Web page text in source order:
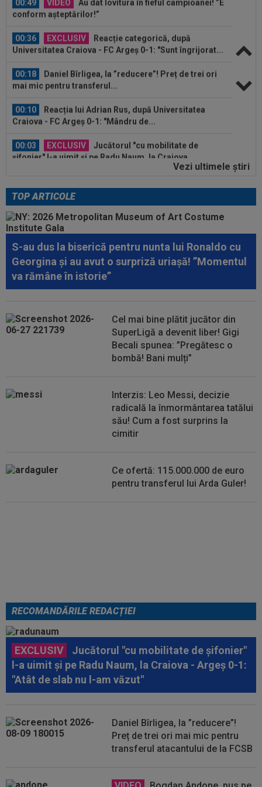
conform așteptărilor!”
Universitatea Craiova - FC Argeș 0-1: "Sunt îngrijorat...
mai mic pentru transferul...
Craiova - FC Argeș 0-1: "Mândru de...
șifonier" l-a uimit și pe Radu Naum, la Craiova...
Bogdan Andone, pus pe glume după
00:52
Filipe Coelho a surprins pe toată lumea, după
ce Universitatea Craiova a...
00:51 VIDEO
Au apărut imaginile: Darius Olaru, gol
de autor în Belgia! Comentatorii: "Nu se...
00:49 VIDEO
Au dat lovitura în fieful campioanei! ”E
conform așteptărilor!”
Universitatea Craiova - FC Argeș 0-1: "Sunt îngrijorat...
Vezi ultimele ştiri
TOP ARTICOLE
S-au dus la biserică pentru nunta lui Ronaldo cu
Georgina și au avut o surpriză uriașă! ”Momentul
va rămâne în istorie”
Cel mai bine plătit jucător din
SuperLigă a devenit liber! Gigi
Becali spunea: ”Pregătesc o
bombă! Bani mulți”
Interzis: Leo Messi, decizie
radicală la înmormântarea tatălui
său! Cum a fost surprins la
cimitir
Ce ofertă: 115.000.000 de euro
pentru transferul lui Arda Guler!
RECOMANDĂRILE REDACȚIEI
EXCLUSIV
Jucătorul "cu mobilitate de șifonier"
l-a uimit și pe Radu Naum, la Craiova - Argeș 0-1:
"Atât de slab nu l-am văzut"
Daniel Bîrligea, la ”reducere”!
Preț de trei ori mai mic pentru
transferul atacantului de la FCSB